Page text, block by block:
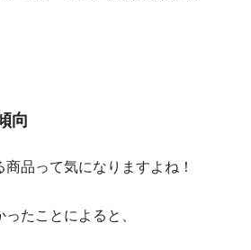
向
品って気になりますよね！
たことによると、